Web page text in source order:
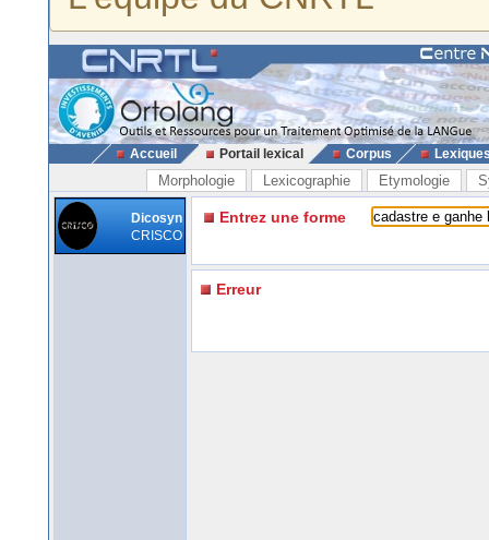
Accueil Portail lexical Corpus
Morphologie Lexicographie Etymologie
Dicosyn
CRISCO
Entrez une forme
Erreur